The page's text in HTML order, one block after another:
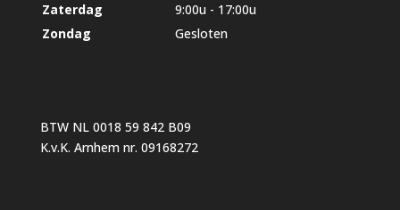
Zaterdag
9:00u - 17:00u
Zondag
Gesloten
BTW NL 0018 59 842 B09
K.v.K. Arnhem nr. 09168272